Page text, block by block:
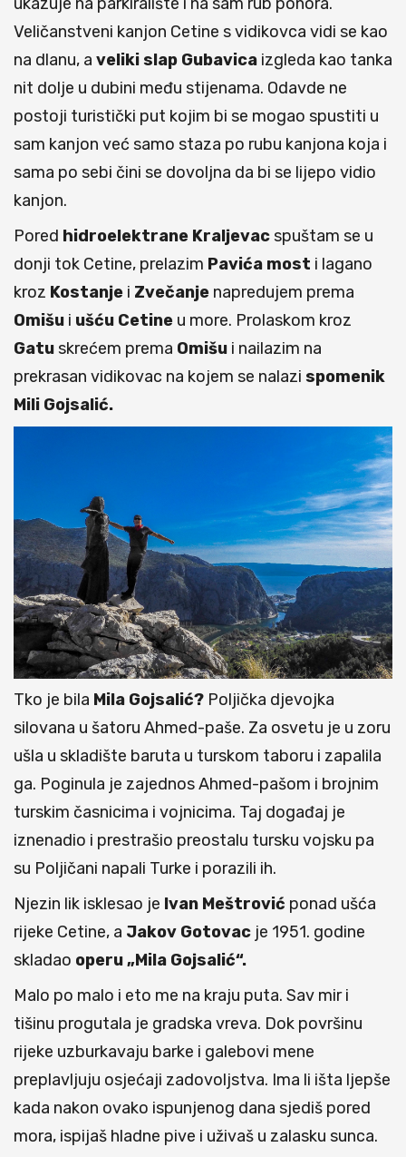
Veličanstveni kanjon Cetine s vidikovca vidi se kao
na dlanu, a veliki slap Gubavica izgleda kao tanka
nit dolje u dubini među stijenama. Odavde ne
postoji turistički put kojim bi se mogao spustiti u
sam kanjon već samo staza po rubu kanjona koja i
sama po sebi čini se dovoljna da bi se lijepo vidio
kanjon.
Pored hidroelektrane Kraljevacspuštam se u
donji tok Cetine, prelazim Pavića most i lagano
kroz Kostanje i Zvečanje napredujem prema
Omišu i ušću Cetine u more. Prolaskom kroz
Gatuskrećem prema Omišu i nailazim na
prekrasan vidikovac na kojem se nalazi spomenik
Mili Gojsalić.
Tko je bila Mila Gojsalić? Poljička djevojka
silovana u šatoru Ahmed-paše. Za osvetu je u zoru
ušla u skladište baruta u turskom taboru i zapalila
ga. Poginula je zajednos Ahmed-pašom i brojnim
turskim časnicima i vojnicima. Taj događaj je
iznenadio i prestrašio preostalu tursku vojsku pa
su Poljičani napali Turke i porazili ih.
Njezin lik isklesao je Ivan Meštrović ponad ušća
rijeke Cetine, a Jakov Gotovac je 1951. godine
skladao operu „Mila Gojsalić“.
Malo po malo i eto me na kraju puta. Sav mir i
tišinu progutala je gradska vreva. Dok površinu
rijeke uzburkavaju barke i galebovi mene
preplavljuju osjećaji zadovoljstva. Ima li išta ljepše
kada nakon ovako ispunjenog dana sjediš pored
mora, ispijaš hladne pive i uživaš u zalasku sunca.